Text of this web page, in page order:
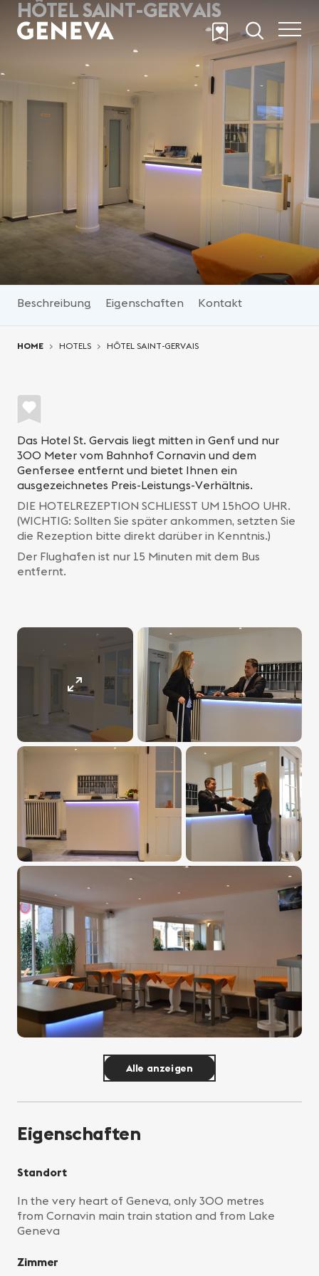
Skip to main content
HÔTEL SAINT-GERVAIS
Beschreibung Eigenschaften Kontakt
HOME HOTELS HÔTEL SAINT-GERVAIS
Das Hotel St. Gervais liegt mitten in Genf und nur
300 Meter vom Bahnhof Cornavin und dem
Genfersee entfernt und bietet Ihnen ein
ausgezeichnetes Preis-Leistungs-Verhältnis.
DIE HOTELREZEPTION SCHLIESST UM 15h00 UHR.
(WICHTIG: Sollten Sie später ankommen, setzten Sie
die Rezeption bitte direkt darüber in Kenntnis.)
Der Flughafen ist nur 15 Minuten mit dem Bus
entfernt.
Alle anzeigen
Eigenschaften
Standort
In the very heart of Geneva, only 300 metres
from Cornavin main train station and from Lake
Geneva
Zimmer